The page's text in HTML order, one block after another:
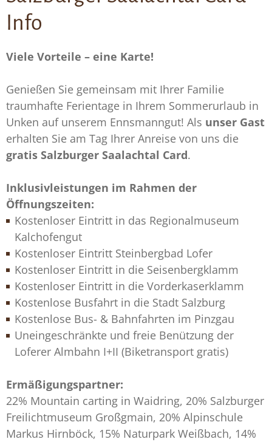
Info
Viele Vorteile – eine Karte!
Genießen Sie gemeinsam mit Ihrer Familie
traumhafte Ferientage in Ihrem Sommerurlaub in
Unken auf unserem Ennsmanngut! Als unser Gast
erhalten Sie am Tag Ihrer Anreise von uns die
gratis Salzburger Saalachtal Card.
Inklusivleistungen im Rahmen der
Öffnungszeiten:
Kostenloser Eintritt in das Regionalmuseum
Kalchofengut
Kostenloser Eintritt Steinbergbad Lofer
Kostenloser Eintritt in die Seisenbergklamm
Kostenloser Eintritt in die Vorderkaserklamm
Kostenlose Busfahrt in die Stadt Salzburg
Kostenlose Bus- & Bahnfahrten im Pinzgau
Uneingeschränkte und freie Benützung der
Loferer Almbahn I+II (Biketransport gratis)
Ermäßigungspartner:
22% Mountain carting in Waidring, 20% Salzburger
Freilichtmuseum Großgmain, 20% Alpinschule
Markus Hirnböck, 15% Naturpark Weißbach, 14%